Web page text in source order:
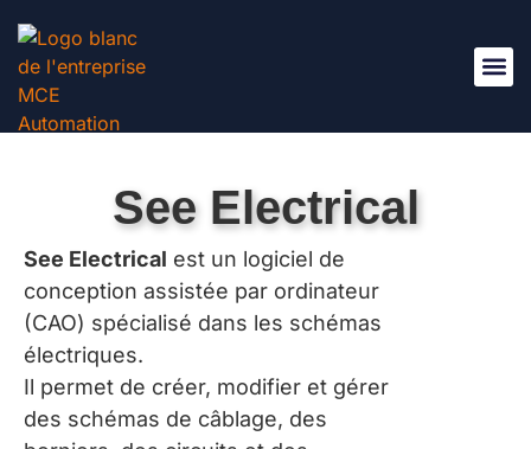
See Electrical
See Electrical est un logiciel de
conception assistée par ordinateur
(CAO) spécialisé dans les schémas
électriques.
Il permet de créer, modifier et gérer
des schémas de câblage, des